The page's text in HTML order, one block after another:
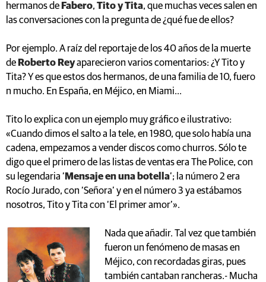
hermanos de Fabero, Tito y Tita, que muchas veces salen en
las conversaciones con la pregunta de ¿qué fue de ellos?
Por ejemplo. A raíz del reportaje de los 40 años de la muerte
de Roberto Reyaparecieron varios comentarios: ¿Y Tito y
Tita? Y es que estos dos hermanos, de una familia de 10, fuero
n mucho. En España, en Méjico, en Miami...
Tito lo explica con un ejemplo muy gráfico e ilustrativo:
«Cuando dimos el salto a la tele, en 1980, que solo había una
cadena, empezamos a vender discos como churros. Sólo te
digo que el primero de las listas de ventas era The Police, con
su legendaria ‘ Mensaje en una botella’; la número 2 era
Rocío Jurado, con ‘Señora’ y en el número 3 ya estábamos
nosotros, Tito y Tita con ‘El primer amor’».
Nada que añadir. Tal vez que también
fueron un fenómeno de masas en
Méjico, con recordadas giras, pues
también cantaban rancheras.- Mucha